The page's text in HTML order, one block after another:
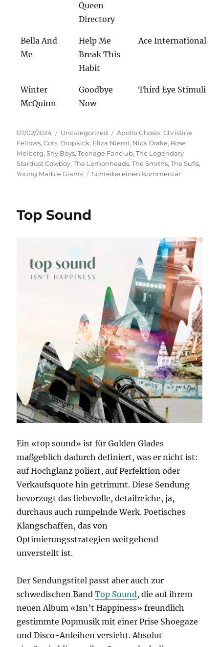
Queen
Directory
Bella And
Me
Help Me
Break This
Habit
Ace International
Winter
McQuinn
Goodbye
Now
Third Eye Stimuli
Veröffentlicht
am
07/02/2024 Kategorien
Uncategorized Schlagwörter
Apollo Ghosts,Christine
Fellows,Cots, Dropkick, Eliza Niemi, Nick Drake, Rose
Melberg,Shy Boys,Teenage Fanclub,The Legendary
Stardust Cowboy,The Lemonheads,The Smiths,The Sufis,
Young Marble Giants
Schreibe einen Kommentarzu
Top Sound
Ein «top sound» ist für Golden Glades
maßgeblich dadurch definiert, was er nicht ist:
auf Hochglanz poliert, auf Perfektion oder
Verkaufsquote hin getrimmt. Diese Sendung
bevorzugt das liebevolle, detailreiche, ja,
durchaus auch rumpelnde Werk. Poetisches
Klangschaffen, das von
Optimierungsstrategien weitgehend
unverstellt ist.
Der Sendungstitel passt aber auch zur
schwedischen BandTop Sound, die auf ihrem
neuen Album «Isn’t Happiness» freundlich
gestimmte Popmusik mit einer Prise Shoegaze
und Disco-Anleihen versieht. Absolut